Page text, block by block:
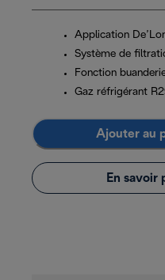
Application
Système de
Fonction
Gaz réfrigérant
Ajouter au
En savoir